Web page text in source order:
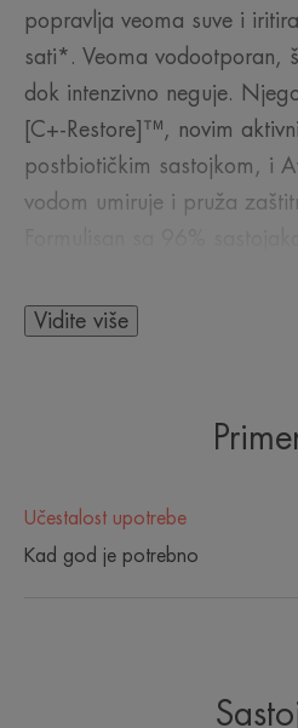
popravlja veoma suve i
sati*. Veoma vodootporan,
dok intenzivno neguje.
[C+-Restore]™, novim
postbiotičkim sastojkom, i
vodom umiruje i pruža
prijatnost i gipkost od prve
NEKOLIKO REČI
potrebna
Vidite više
Učestalost upotrebe
Kad god je potrebno